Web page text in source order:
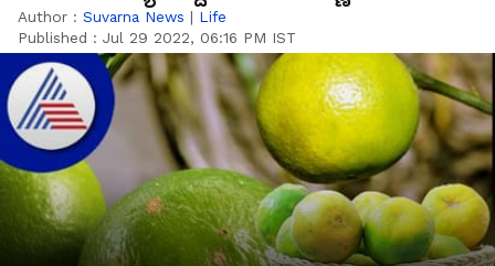
Author : Suvarna News | Life
Published : Jul 29 2022, 06:16 PM IST